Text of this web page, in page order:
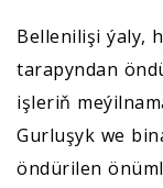
Bellenilişi ýaly,
tarapyndan
işleriň
Gurluşyk we
öndürilen